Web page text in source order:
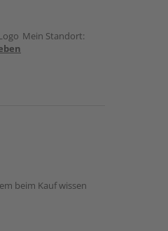
Mein Standort:
beim Kauf wissen